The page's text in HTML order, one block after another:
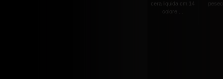
cera liquida cm.14
colore ...